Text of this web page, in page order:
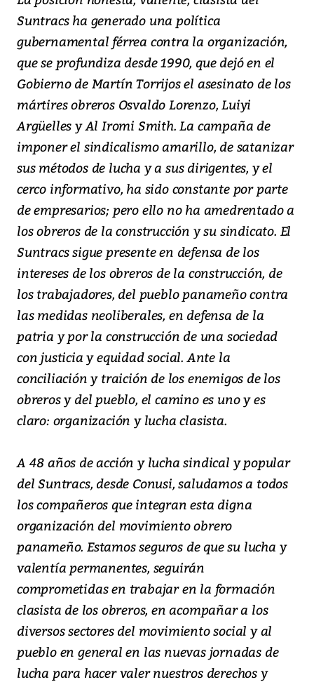
Suntracs ha generado una política
gubernamental férrea contra la organización,
que se profundiza desde 1990, que dejó en el
Gobierno de Martín Torrijos el asesinato de los
mártires obreros Osvaldo Lorenzo, Luiyi
Argüelles y Al Iromi Smith. La campaña de
imponer el sindicalismo amarillo, de satanizar
sus métodos de lucha y a sus dirigentes, y el
cerco informativo, ha sido constante por parte
de empresarios; pero ello no ha amedrentado a
los obreros de la construcción y su sindicato. El
Suntracs sigue presente en defensa de los
intereses de los obreros de la construcción, de
los trabajadores, del pueblo panameño contra
las medidas neoliberales, en defensa de la
patria y por la construcción de una sociedad
con justicia y equidad social. Ante la
conciliación y traición de los enemigos de los
obreros y del pueblo, el camino es uno y es
claro: organización y lucha clasista.
A 48 años de acción y lucha sindical y popular
del Suntracs, desde Conusi, saludamos a todos
los compañeros que integran esta digna
organización del movimiento obrero
panameño. Estamos seguros de que su lucha y
valentía permanentes, seguirán
comprometidas en trabajar en la formación
clasista de los obreros, en acompañar a los
diversos sectores del movimiento social y al
pueblo en general en las nuevas jornadas de
lucha para hacer valer nuestros derechos y